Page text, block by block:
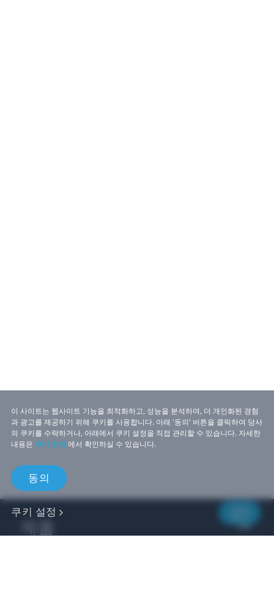
이 사이트는 웹사이트 기능을 최적화하고, 성능을 분석하며, 더 개인화된 경험
과 광고를 제공하기 위해 쿠키를 사용합니다. 아래 '동의' 버튼을 클릭하여 당사
의 쿠키를 수락하거나, 아래에서 쿠키 설정을 직접 관리할 수 있습니다. 자세한
내용은 쿠키 정책 에서 확인하실 수 있습니다.
동의
쿠키 설정
제품